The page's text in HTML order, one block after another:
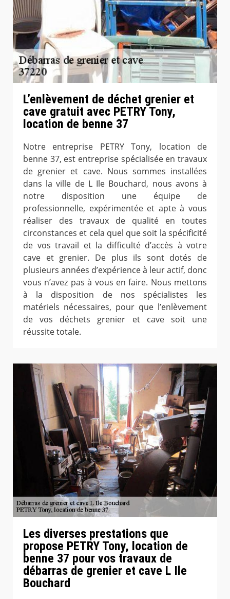
L’enlèvement de déchet grenier et
cave gratuit avec PETRY Tony,
location de benne 37
Notre entreprise PETRY Tony, location de
benne 37, est entreprise spécialisée en travaux
de grenier et cave. Nous sommes installées
dans la ville de L Ile Bouchard, nous avons à
notre disposition une équipe de
professionnelle, expérimentée et apte à vous
réaliser des travaux de qualité en toutes
circonstances et cela quel que soit la spécificité
de vos travail et la difficulté d’accès à votre
cave et grenier. De plus ils sont dotés de
plusieurs années d’expérience à leur actif, donc
vous n’avez pas à vous en faire. Nous mettons
à la disposition de nos spécialistes les
matériels nécessaires, pour que l’enlèvement
de vos déchets grenier et cave soit une
réussite totale.
Les diverses prestations que
propose PETRY Tony, location de
benne 37 pour vos travaux de
débarras de grenier et cave L Ile
Bouchard